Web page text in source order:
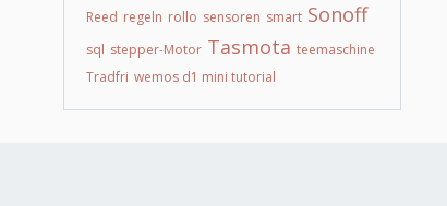
Reed regeln rollo sensoren smart Sonoff
sql stepper-Motor Tasmota teemaschine
Tradfri wemos d1 mini tutorial